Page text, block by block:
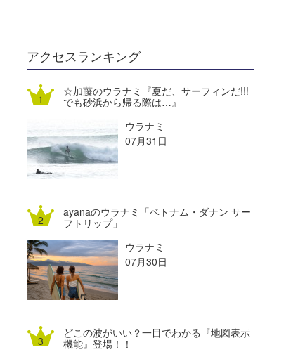
DELTA FORCE SURF
熊谷素子
進士剛光
植村未来
NOBUFUKU
大野”MAR”修聖
喜納海人
Aichan
ECE
G◎Da
H
KID
KOBU
KY
MIN
mitz
OYZ
アクセスランキング
☆加藤のウラナミ『夏だ、サーフィンだ!!!
でも砂浜から帰る際は…』
ウラナミ
07月31日
ayanaのウラナミ「ベトナム・ダナン サー
フトリップ」
ウラナミ
07月30日
どこの波がいい？一目でわかる『地図表示
機能』登場！！